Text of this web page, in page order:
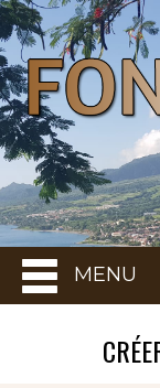
MENU